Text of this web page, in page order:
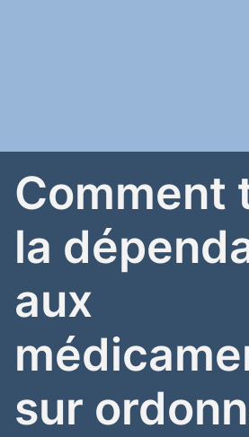
Comment
la
aux
sur